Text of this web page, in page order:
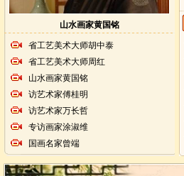
山水画家黄国铭
省工艺美术大师胡中泰
省工艺美术大师周红
山水画家黄国铭
访艺术家傅桂明
访艺术家万长哲
专访画家涂淑维
国画名家曾端